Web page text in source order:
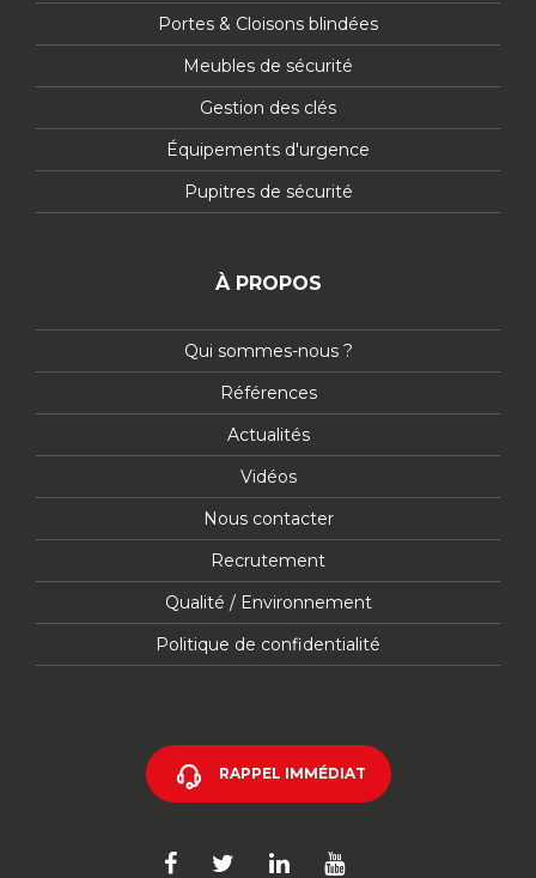
Portes & Cloisons blindées
Meubles de sécurité
Gestion des clés
Équipements d'urgence
Pupitres de sécurité
À PROPOS
Qui sommes-nous ?
Références
Actualités
Vidéos
Nous contacter
Recrutement
Qualité / Environnement
Politique de confidentialité
RAPPEL IMMÉDIAT